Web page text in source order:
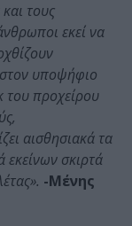
τους
εκεί να
στον υποψήφιο
του προχείρου
αισθησιακά τα
εκείνων σκιρτά
-Μένης